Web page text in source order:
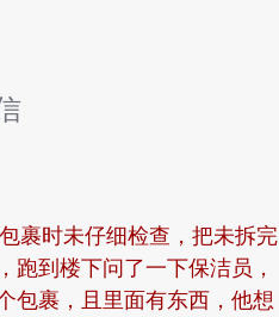
裹时未仔细检查，把未拆完
跑到楼下问了一下保洁员，
包裹，且里面有东西，他想